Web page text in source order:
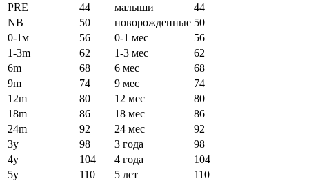
PRE
44 малыши
44
NB
50 новорожденные 50
0-1м
56 0-1 мес
56
1-3m
62 1-3 мес
62
6m
68 6 мес
68
9m
74 9 мес
74
12m
80 12 мес
80
18m
86 18 мес
86
24m
92 24 мес
92
3y
98 3 года
98
4y
104 4 года
104
5y
110 5 лет
110